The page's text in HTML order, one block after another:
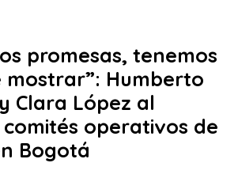
promesas, tenemos
mostrar”: Humberto
Clara López al
operativos de
Bogotá